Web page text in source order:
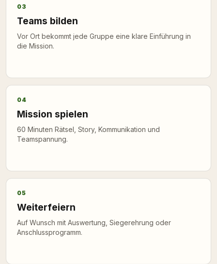
03
Teams bilden
Vor Ort bekommt jede Gruppe eine klare Einführung in
die Mission.
04
Mission spielen
60 Minuten Rätsel, Story, Kommunikation und
Teamspannung.
05
Weiterfeiern
Auf Wunsch mit Auswertung, Siegerehrung oder
Anschlussprogramm.